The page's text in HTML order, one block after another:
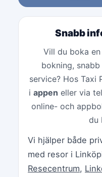
Snabb
Vill du boka
bokning,
service? Hos Taxi
i appen eller via
online- och
du
Vi hjälper både
med resor i
Resecentrum,